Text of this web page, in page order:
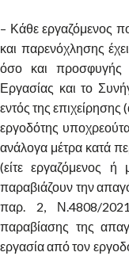
– Κάθε εργαζόμενος
και παρενόχλησης
όσο και προσφυγής
Εργασίας και το
εντός της
εργοδότης
ανάλογα μέτρα κατά
(είτε εργαζόμενος
παραβιάζουν την
παρ. 2, Ν.4808/
παραβίασης της
εργασία από τον